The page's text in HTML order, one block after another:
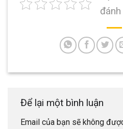
Để lại một bình luận
Email của bạn sẽ không